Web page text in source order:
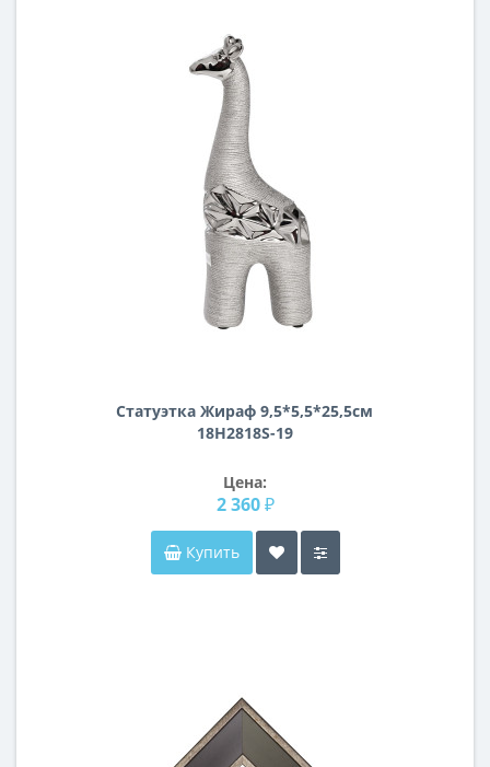
Статуэтка Жираф 9,5*5,5*25,5см
18H2818S-19
Цена:
2 360 ₽
Купить